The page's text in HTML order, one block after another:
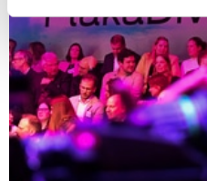
bestimmten Merkmalen
Erfahren Sie mehr darüber,
verarbeitet werden, und
Abschnitt Einzelheitenfest.
Wir verwenden Cookies, um
personalisieren, Funktionen